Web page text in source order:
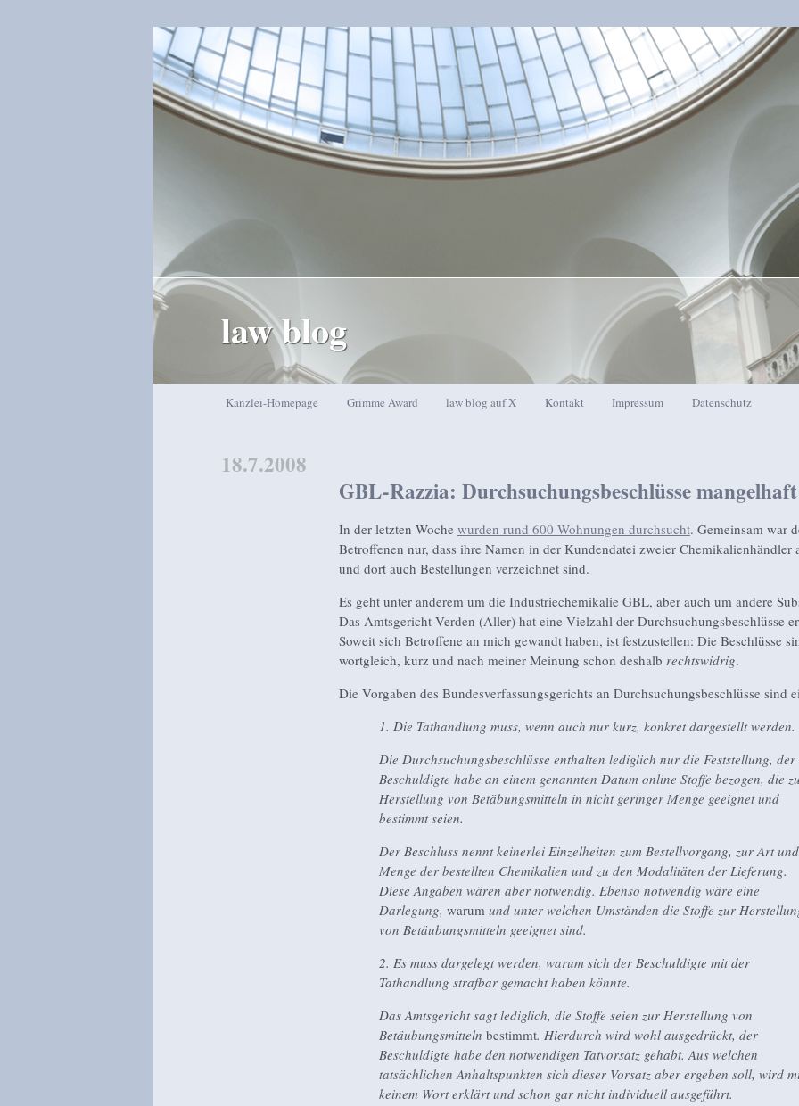
law blog
Zum Inhalt wechseln
Zum sekundären Inhalt wechseln
Kanzlei-Homepage Grimme Award law blog auf X Kontakt Impressum Datenschutz
GBL-Razzia: Durchsuchungsbeschlüsse mangelhaft
18.7.2008
In der letzten Woche wurden rund 600 Wohnungen durchsucht. Gemeinsam war
Betroffenen nur, dass ihre Namen in der Kundendatei zweier Chemikalienhändler
und dort auch Bestellungen verzeichnet sind.
Es geht unter anderem um die Industriechemikalie GBL, aber auch um andere
Das Amtsgericht Verden (Aller) hat eine Vielzahl der Durchsuchungsbeschlüsse
Soweit sich Betroffene an mich gewandt haben, ist festzustellen: Die Beschlüsse
wortgleich, kurz und nach meiner Meinung schon deshalb rechtswidrig.
Die Vorgaben des Bundesverfassungsgerichts an Durchsuchungsbeschlüsse sind
1. Die Tathandlung muss, wenn auch nur kurz, konkret dargestellt werden.
Die Durchsuchungsbeschlüsse enthalten lediglich nur die Feststellung, der
Beschuldigte habe an einem genannten Datum online Stoffe bezogen, die
Herstellung von Betäbungsmitteln in nicht geringer Menge geeignet und
bestimmt seien.
Der Beschluss nennt keinerlei Einzelheiten zum Bestellvorgang, zur Art und
Menge der bestellten Chemikalien und zu den Modalitäten der Lieferung.
Diese Angaben wären aber notwendig. Ebenso notwendig wäre eine
Darlegung, warumund unter welchen Umständen die Stoffe zur
von Betäubungsmitteln geeignet sind.
2. Es muss dargelegt werden, warum sich der Beschuldigte mit der
Tathandlung strafbar gemacht haben könnte.
Das Amtsgericht sagt lediglich, die Stoffe seien zur Herstellung von
Betäubungsmitteln bestimmt. Hierdurch wird wohl ausgedrückt, der
Beschuldigte habe den notwendigen Tatvorsatz gehabt. Aus welchen
tatsächlichen Anhaltspunkten sich dieser Vorsatz aber ergeben soll, wird
keinem Wort erklärt und schon gar nicht individuell ausgeführt.